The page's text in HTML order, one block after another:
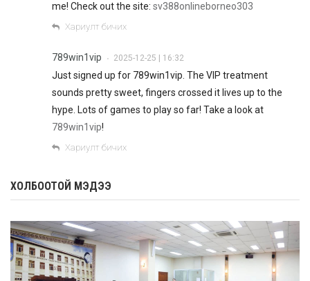
me! Check out the site: sv388onlineborneo303
Хариулт бичих
789win1vip • 2025-12-25 | 16:32
Just signed up for 789win1vip. The VIP treatment
sounds pretty sweet, fingers crossed it lives up to the
hype. Lots of games to play so far! Take a look at
789win1vip!
Хариулт бичих
ХОЛБООТОЙ МЭДЭЭ